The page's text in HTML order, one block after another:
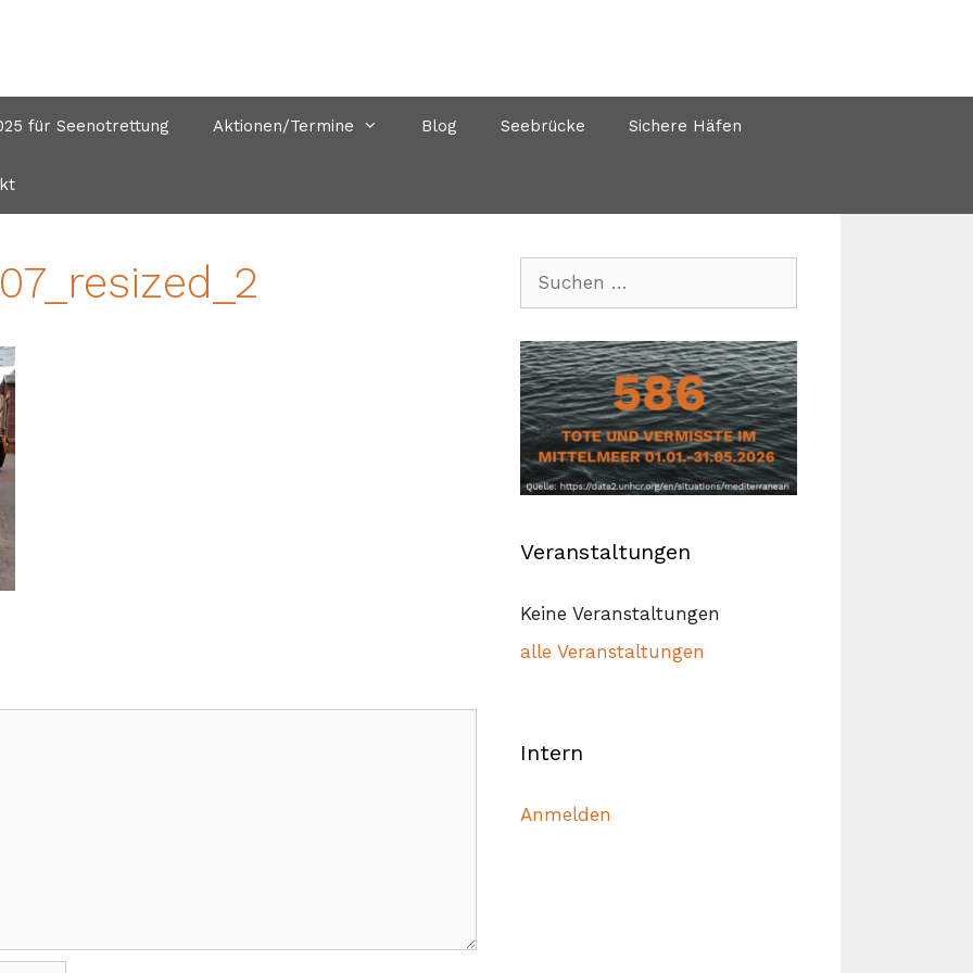
für Seenotrettung Aktionen/Termine Blog Seebrücke Sichere Häfen
Suchen
Veranstaltungen
Keine Veranstaltungen
alle Veranstaltungen
Intern
Anmelden